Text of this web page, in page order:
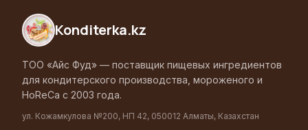
Konditerka.kz
ТОО «Айс Фуд» — поставщик пищевых ингредиентов
для кондитерского производства, мороженого и
HoReCa с 2003 года.
ул. Кожамкулова №200, НП 42, 050012 Алматы, Казахстан